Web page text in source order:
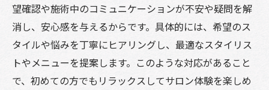
望確認や施術中のコミュニケーションが不安や疑問を解
消し、安心感を与えるからです。具体的には、希望のス
タイルや悩みを丁寧にヒアリングし、最適なスタイリス
トやメニューを提案します。このような対応があること
で、初めての方でもリラックスしてサロン体験を楽しめ